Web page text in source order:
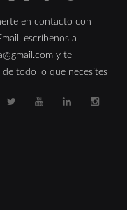
en contacto con
escríbenos a
y te
de todo lo que necesites